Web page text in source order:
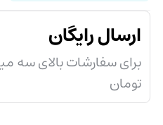
ارسال رایگان
برای سفارشات بالای سه
تومان